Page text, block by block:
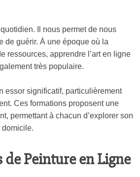
Il nous permet de nous
de guérir. À une époque où la
ressources, apprendre l’art en ligne
très populaire.
essor significatif, particulièrement
Ces formations proposent une
permettant à chacun d’explorer son
domicile.
de Peinture en Ligne